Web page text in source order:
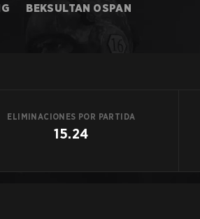
BEKSULTAN OSPAN
ELIMINACIONES POR PARTIDA
15.24